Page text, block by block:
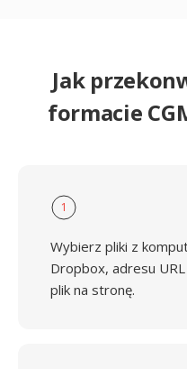
Jak
formacie
1
Wybierz pliki z
Dropbox, adresu
plik na stronę.